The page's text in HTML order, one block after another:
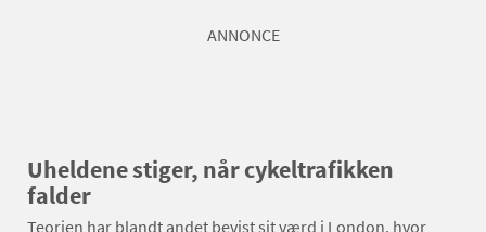
ANNONCE
Uheldene stiger, når cykeltrafikken
falder
Teorien har blandt andet bevist sit værd i London, hvor